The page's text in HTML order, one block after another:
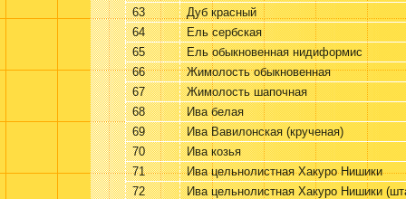
63
Дуб красный
64
Ель сербская
65
Ель обыкновенная нидиформис
66
Жимолость обыкновенная
67
Жимолость шапочная
68
Ива белая
69
Ива Вавилонская (крученая)
70
Ива козья
71
Ива цельнолистная Хакуро Нишики
72
Ива цельнолистная Хакуро Нишики